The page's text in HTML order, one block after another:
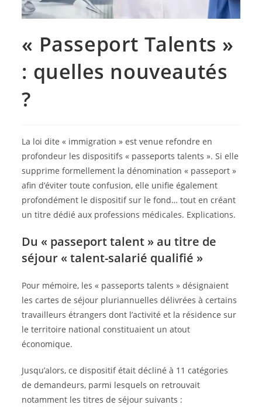
« Passeport Talents »
: quelles nouveautés
?
La loi dite « immigration » est venue refondre en
profondeur les dispositifs « passeports talents ». Si elle
supprime formellement la dénomination « passeport »
afin d’éviter toute confusion, elle unifie également
profondément le dispositif sur le fond… tout en créant
un titre dédié aux professions médicales. Explications.
Du « passeport talent » au titre de
séjour « talent-salarié qualifié »
Pour mémoire, les « passeports talents » désignaient
les cartes de séjour pluriannuelles délivrées à certains
travailleurs étrangers dont l’activité et la résidence sur
le territoire national constituaient un atout
économique.
Jusqu’alors, ce dispositif était décliné à 11 catégories
de demandeurs, parmi lesquels on retrouvait
notamment les titres de séjour suivants :